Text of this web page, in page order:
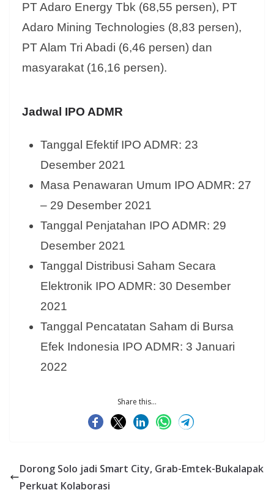
PT Adaro Energy Tbk (68,55 persen), PT
Adaro Mining Technologies (8,83 persen),
PT Alam Tri Abadi (6,46 persen) dan
masyarakat (16,16 persen).
Jadwal IPO ADMR
Tanggal Efektif IPO ADMR: 23
Desember 2021
Masa Penawaran Umum IPO ADMR: 27
– 29 Desember 2021
Tanggal Penjatahan IPO ADMR: 29
Desember 2021
Tanggal Distribusi Saham Secara
Elektronik IPO ADMR: 30 Desember
2021
Tanggal Pencatatan Saham di Bursa
Efek Indonesia IPO ADMR: 3 Januari
2022
Share this...
Dorong Solo jadi Smart City, Grab-Emtek-Bukalapak
Perkuat Kolaborasi